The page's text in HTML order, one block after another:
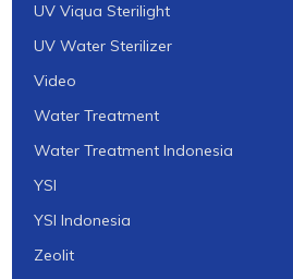
UV Viqua Sterilight
UV Water Sterilizer
Video
Water Treatment
Water Treatment Indonesia
YSI
YSI Indonesia
Zeolit